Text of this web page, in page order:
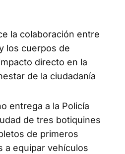
la colaboración entre
los cuerpos de
directo en la
de la ciudadanía
entrega a la Policía
de tres botiquines
de primeros
a equipar vehículos